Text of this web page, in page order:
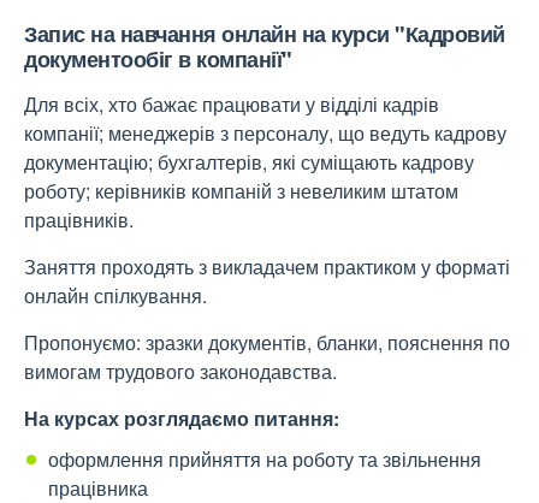
Запис на навчання онлайн на курси "Кадровий
документообіг в компанії"
Для всіх, хто бажає працювати у відділі кадрів
компанії; менеджерів з персоналу, що ведуть кадрову
документацію; бухгалтерів, які суміщають кадрову
роботу; керівників компаній з невеликим штатом
працівників.
Заняття проходять з викладачем практиком у форматі
онлайн спілкування.
Пропонуємо: зразки документів, бланки, пояснення по
вимогам трудового законодавства.
На курсах розглядаємо питання:
оформлення прийняття на роботу та звільнення
працівника